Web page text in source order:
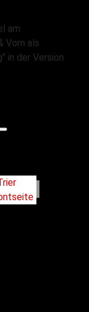
am
Vom als
in der Version